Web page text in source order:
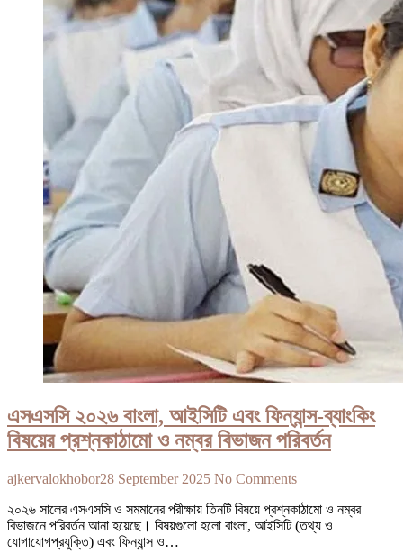
এসএসসি ২০২৬ বাংলা, আইসিটি এবং ফিন্যান্স-ব্যাংকিং
বিষয়ের প্রশ্নকাঠামো ও নম্বর বিভাজন পরিবর্তন
ajkervalokhobor28 September 2025 No Comments
২০২৬ সালের এসএসসি ও সমমানের পরীক্ষায় তিনটি বিষয়ে প্রশ্নকাঠামো ও নম্বর
বিভাজনে পরিবর্তন আনা হয়েছে। বিষয়গুলো হলো বাংলা, আইসিটি (তথ্য ও
যোগাযোগপ্রযুক্তি) এবং ফিন্যান্স ও…